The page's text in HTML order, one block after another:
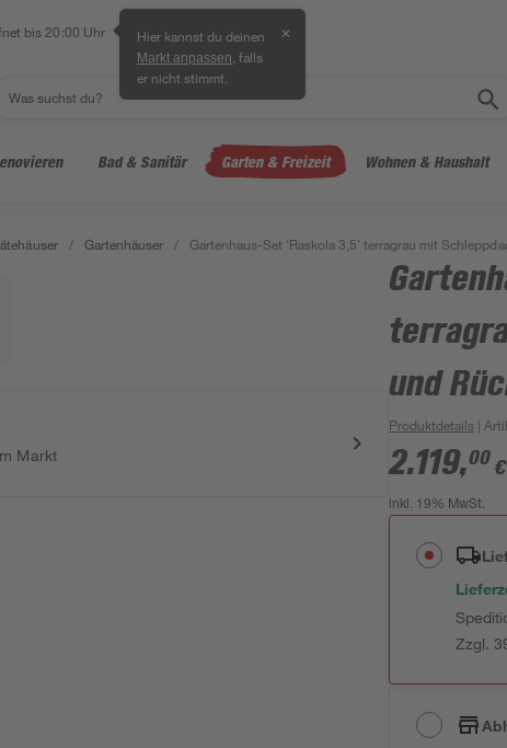
bis 20:00 Uhr Hier kannst du deinen
Markt anpassen , falls
er nicht stimmt.
✕
Bad & Sanitär Garten & Freizeit Wohnen & Haushalt
/ Gartenhäuser / Gartenhaus-Set 'Raskola 3,5' terragrau mit
Markt
und
Produktdetails |
2.119,00 €
inkl. 19% MwSt.
Zzgl.